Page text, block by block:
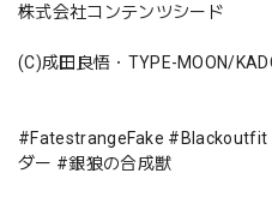
株式会社コンテンツシード
(C)成田良悟・TYPE-MOON/
#FatestrangeFake #Blackoutfit
ダー #銀狼の合成獣